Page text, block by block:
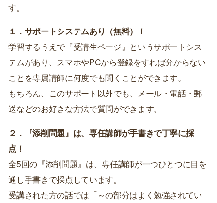
す。
１．サポートシステムあり（無料）！
学習するうえで『受講生ページ』というサポートシス
テムがあり、スマホやPCから登録をすれば分からない
ことを専属講師に何度でも聞くことができます。
もちろん、このサポート以外でも、メール・電話・郵
送などのお好きな方法で質問ができます。
２．『添削問題』は、専任講師が手書きで丁寧に採
点！
全5回の『添削問題』は、専任講師が一つひとつに目を
通し手書きで採点しています。
受講された方の話では「～の部分はよく勉強されてい